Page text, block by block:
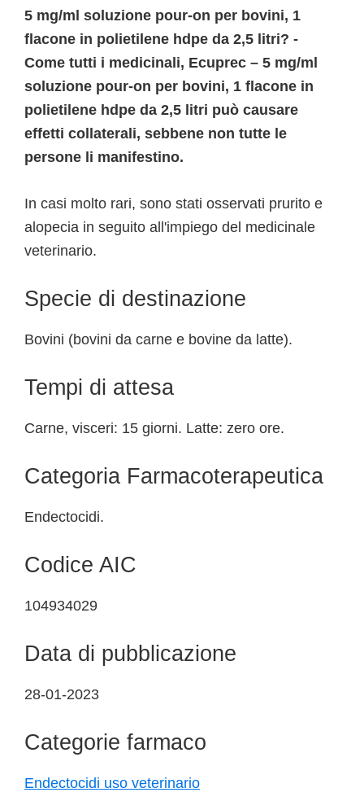
5 mg/ml soluzione pour-on per bovini, 1
flacone in polietilene hdpe da 2,5 litri? -
Come tutti i medicinali, Ecuprec – 5 mg/ml
soluzione pour-on per bovini, 1 flacone in
polietilene hdpe da 2,5 litri può causare
effetti collaterali, sebbene non tutte le
persone li manifestino.
In casi molto rari, sono stati osservati prurito e
alopecia in seguito all'impiego del medicinale
veterinario.
Specie di destinazione
Bovini (bovini da carne e bovine da latte).
Tempi di attesa
Carne, visceri: 15 giorni. Latte: zero ore.
Categoria Farmacoterapeutica
Endectocidi.
Codice AIC
104934029
Data di pubblicazione
28-01-2023
Categorie farmaco
Endectocidi uso veterinario